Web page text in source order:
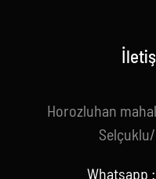
Horozluhan
Selçuklu/
Whatsapp